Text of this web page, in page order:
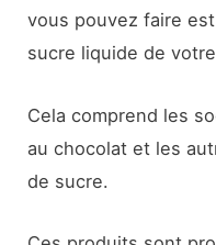
vous pouvez faire
sucre liquide de
Cela comprend les
au chocolat et les
de sucre.